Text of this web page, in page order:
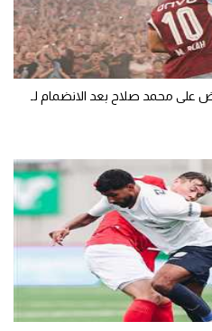
على محمد صلاح بعد الانضمام لـ